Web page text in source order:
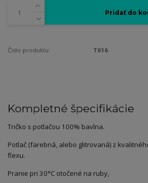
Pridať do
Číslo produktu: T016
Kompletné špecifikácie
Tričko s potlačou 100% bavlna.
Potlač (farebná, alebo glitrovaná) z
flexu.
Pranie pri 30°C otočené na ruby,